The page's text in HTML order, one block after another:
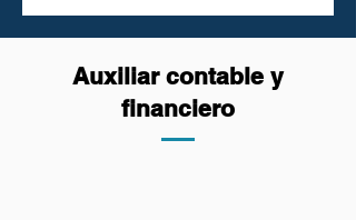
Auxiliar contable y
financiero